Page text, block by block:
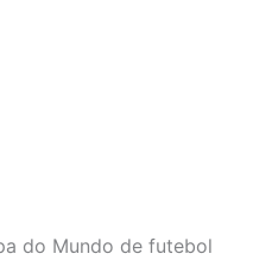
do Mundo de futebol